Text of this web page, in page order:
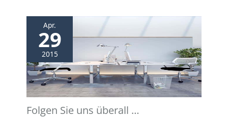
Apr.
29
2015
Folgen Sie uns überall …